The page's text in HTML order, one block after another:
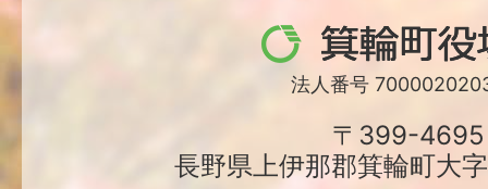
箕
輪
役
法人番号
〒399-4695
長野県上伊那郡箕輪町大